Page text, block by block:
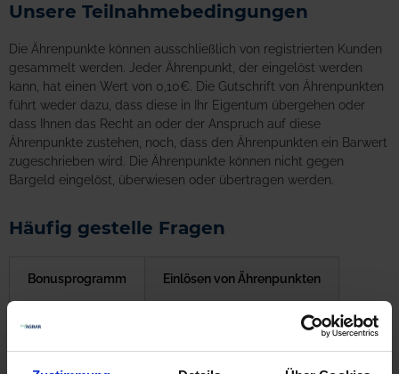
Unsere Teilnahmebedingungen
Die Ährenpunkte können ausschließlich von registrierten Kunden
gesammelt werden. Jeder Ährenpunkt, der eingelöst werden
kann, hat einen Wert von 0,10€. Die Gutschrift von Ährenpunkten
führt weder dazu, dass diese in Ihr Eigentum übergehen oder
dass Ihnen das Recht an oder der Anspruch auf diese
Ährenpunkte zustehen, noch, dass den Ährenpunkten ein Barwert
zugeschrieben wird. Die Ährenpunkte können nicht gegen
Bargeld eingelöst, überwiesen oder übertragen werden.
Häufig gestelle Fragen
Bonusprogramm Einlösen von Ährenpunkten
Sammeln & Erhalten von Ährenpunkten
Verfall von Ährenpunkten Sie haben Fragen?